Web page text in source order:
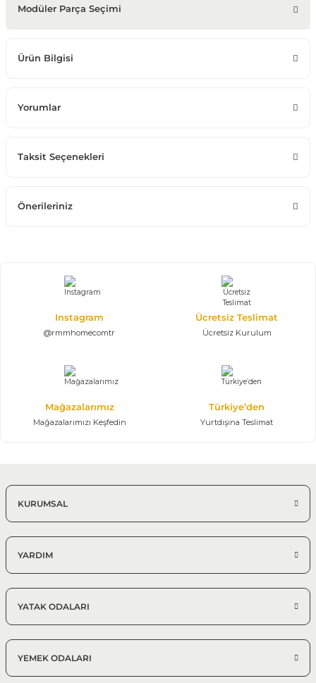
Modüler Parça Seçimi
Ürün Bilgisi
Yorumlar
Taksit Seçenekleri
Önerileriniz
Instagram
@rmmhomecomtr
Ücretsiz Teslimat
Ücretsiz Kurulum
Mağazalarımız
Mağazalarımızı Keşfedin
Türkiye’den
Yurtdışına Teslimat
KURUMSAL
YARDIM
YATAK ODALARI
YEMEK ODALARI